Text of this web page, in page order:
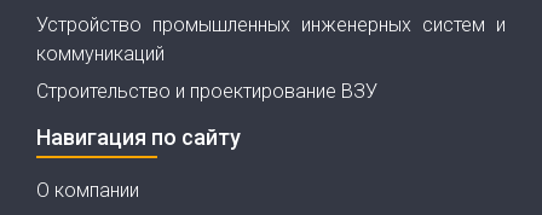
Устройство промышленных инженерных систем и
коммуникаций
Строительство и проектирование ВЗУ
Навигация по сайту
О компании